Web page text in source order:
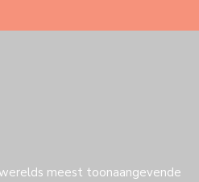
werelds meest toonaangevende